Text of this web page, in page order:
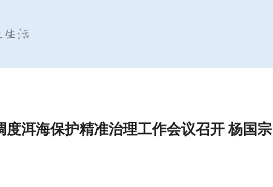
度洱海保护精准治理工作会议召开 杨国宗